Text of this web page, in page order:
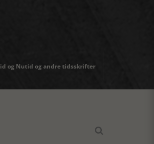
og Nutid og andre tidsskrifter
